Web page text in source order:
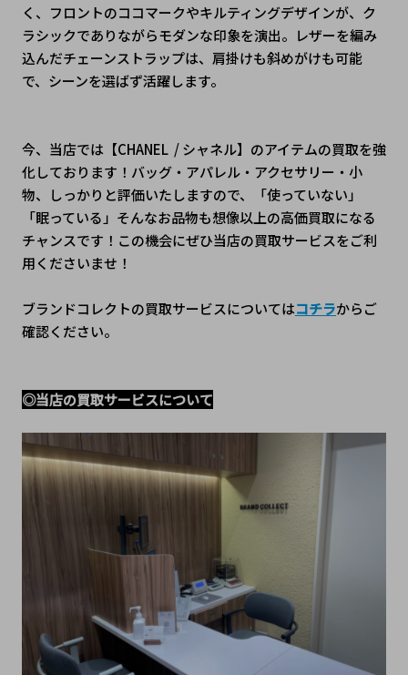
く、フロントのココマークやキルティングデザインが、ク
ラシックでありながらモダンな印象を演出。レザーを編み
込んだチェーンストラップは、肩掛けも斜めがけも可能
で、シーンを選ばず活躍します。
今、当店では【CHANEL  / シャネル】のアイテムの買取を強
化しております！バッグ・アパレル・アクセサリー・小
物、しっかりと評価いたしますので、「使っていない」
「眠っている」そんなお品物も想像以上の高価買取になる
チャンスです！この機会にぜひ当店の買取サービスをご利
用くださいませ！
ブランドコレクトの買取サービスについてはコチラからご
確認ください。
◎当店の買取サービスについて